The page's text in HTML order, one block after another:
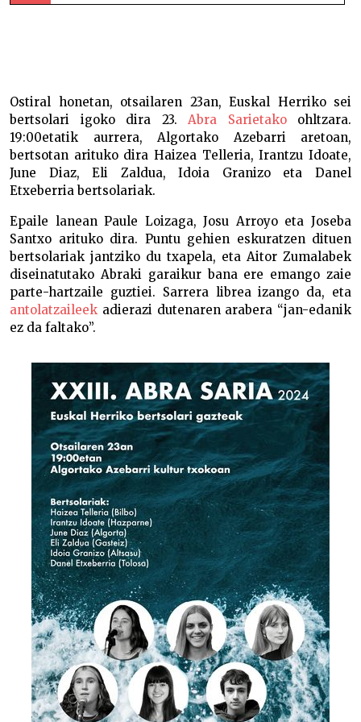
Ostiral honetan, otsailaren 23an, Euskal Herriko sei
bertsolari igoko dira 23. Abra Sarietakoohltzara.
19:00etatik aurrera, Algortako Azebarri aretoan,
bertsotan arituko dira Haizea Telleria, Irantzu Idoate,
June Diaz, Eli Zaldua, Idoia Granizo eta Danel
Etxeberria bertsolariak.
Epaile lanean Paule Loizaga, Josu Arroyo eta Joseba
Santxo arituko dira. Puntu gehien eskuratzen dituen
bertsolariak jantziko du txapela, eta Aitor Zumalabek
diseinatutako Abraki garaikur bana ere emango zaie
parte-hartzaile guztiei. Sarrera librea izango da, eta
antolatzaileek adierazi dutenaren arabera “jan-edanik
ez da faltako”.